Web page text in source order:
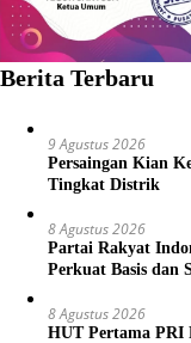
Berita Terbaru
9 Agustus 2026
Persaingan Kian
Tingkat Distrik
8 Agustus 2026
Partai Rakyat
Perkuat Basis dan
8 Agustus 2026
HUT Pertama PRI